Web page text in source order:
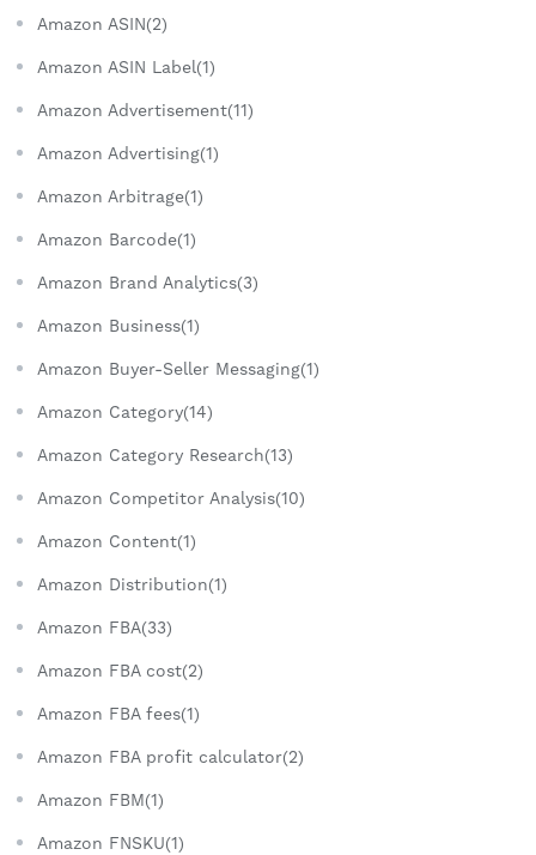
Amazon ASIN(2)
Amazon ASIN Label(1)
Amazon Advertisement(11)
Amazon Advertising(1)
Amazon Arbitrage(1)
Amazon Barcode(1)
Amazon Brand Analytics(3)
Amazon Business(1)
Amazon Buyer-Seller Messaging(1)
Amazon Category(14)
Amazon Category Research(13)
Amazon Competitor Analysis(10)
Amazon Content(1)
Amazon Distribution(1)
Amazon FBA(33)
Amazon FBA cost(2)
Amazon FBA fees(1)
Amazon FBA profit calculator(2)
Amazon FBM(1)
Amazon FNSKU(1)